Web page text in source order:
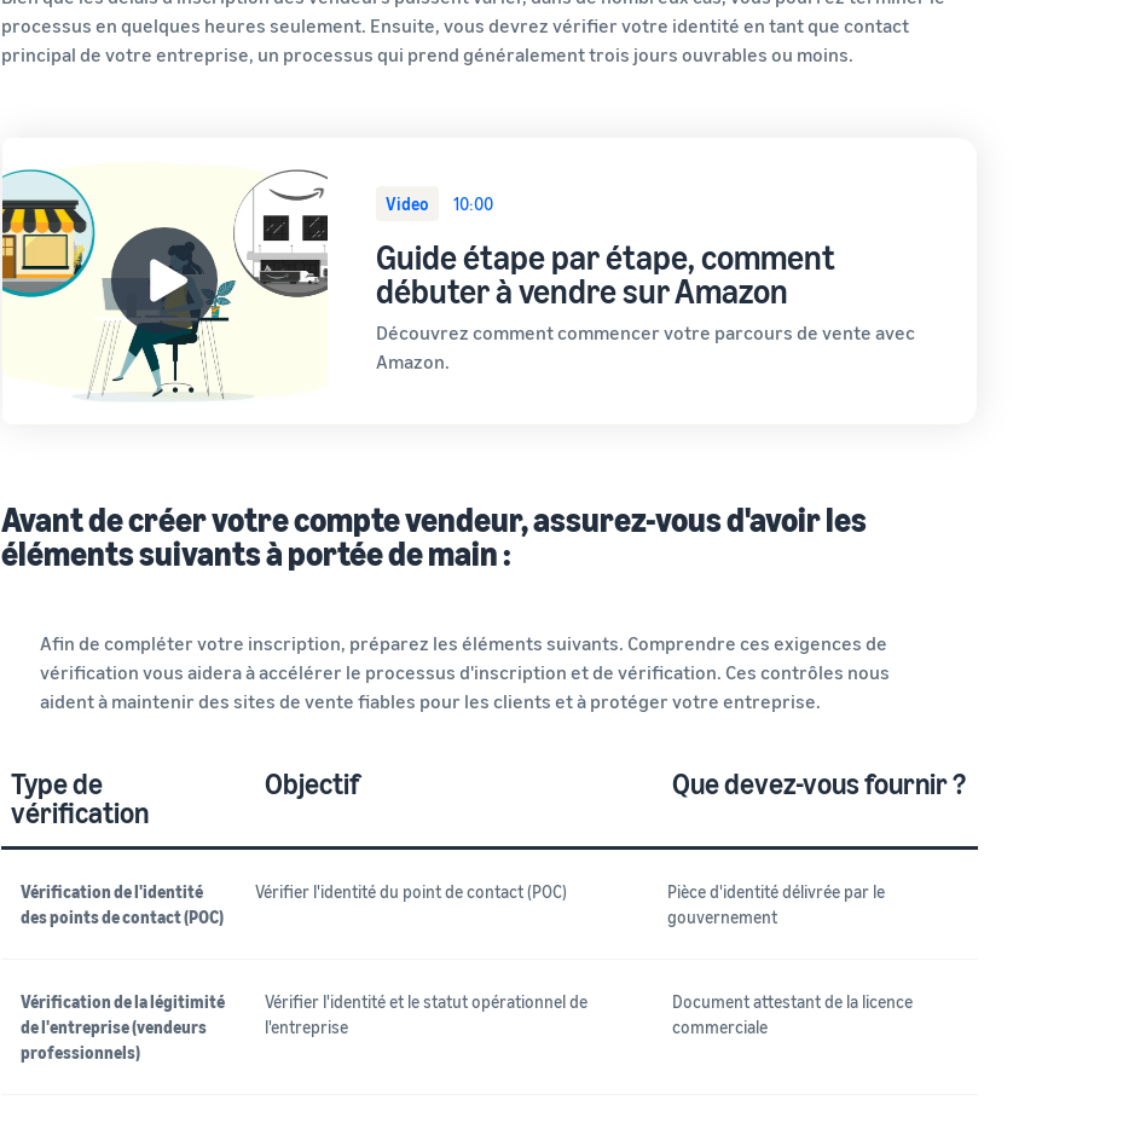
processus en quelques heures seulement. Ensuite, vous devrez vérifier votre identité en tant que contact
principal de votre entreprise, un processus qui prend généralement trois jours ouvrables ou moins.
Video 10:00
Guide étape par étape, comment
débuter à vendre sur Amazon
Découvrez comment commencer votre parcours de vente avec
Amazon.
Avant de créer votre compte vendeur, assurez-vous d'avoir les
éléments suivants à portée de main :
Afin de compléter votre inscription, préparez les éléments suivants. Comprendre ces exigences de
vérification vous aidera à accélérer le processus d'inscription et de vérification. Ces contrôles nous
aident à maintenir des sites de vente fiables pour les clients et à protéger votre entreprise.
Type de
vérification
Objectif Que devez-vous fournir ?
Vérification de l'identité
des points de contact (POC)
Vérifier l'identité du point de contact (POC)
Pièce d'identité délivrée par le
gouvernement
Vérification de la légitimité
de l'entreprise (vendeurs
professionnels)
Vérifier l'identité et le statut opérationnel de
l'entreprise
Document attestant de la licence
commerciale